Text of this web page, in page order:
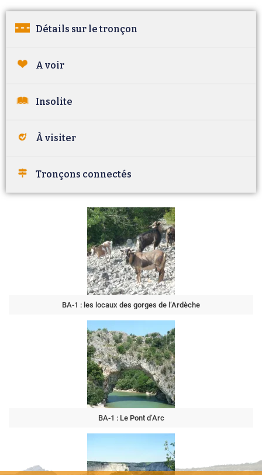
Détails sur le tronçon
A voir
Insolite
À visiter
Tronçons connectés
BA-1 : les locaux des gorges de l’Ardèche
BA-1 : Le Pont d’Arc